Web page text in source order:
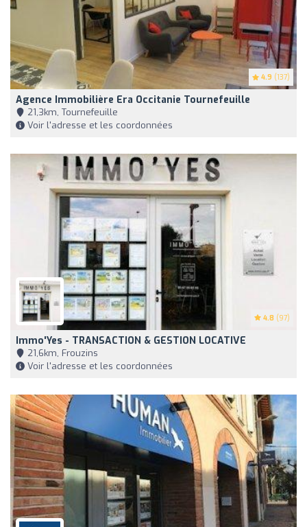
4.9 (137)
Agence Immobilière Era Occitanie Tournefeuille
21,3km, Tournefeuille
Voir l'adresse et les coordonnées
4.8 (97)
Immo'Yes - TRANSACTION & GESTION LOCATIVE
21,6km, Frouzins
Voir l'adresse et les coordonnées